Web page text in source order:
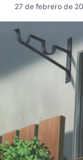
27 de febrero de